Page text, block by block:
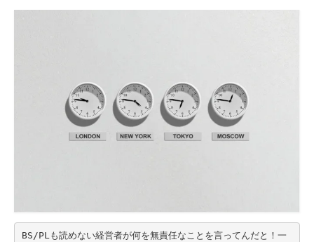
BS/PLも読めない経営者が何を無責任なことを言ってんだと！一